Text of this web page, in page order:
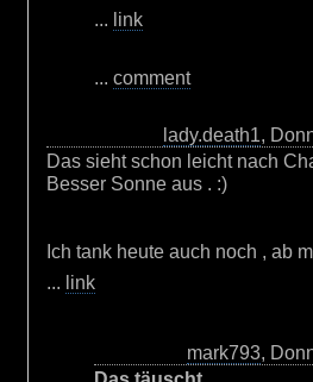
... link
... comment
lady.death1,
Das sieht schon leicht nach
Besser Sonne aus . :)
Ich tank heute auch noch , ab
... link
mark793,